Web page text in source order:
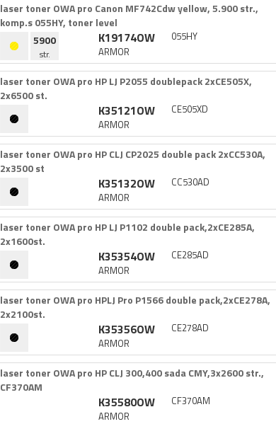
laser toner OWA pro Canon MF742Cdw yellow,​ 5.​900 str.​,​
komp.​s 055HY,​ toner level
5900
str.
K19174OW
ARMOR
055HY
laser toner OWA pro HP LJ P2055 doublepack 2xCE505X,​
2x6500 st.​
K35121OW
ARMOR
CE505XD
laser toner OWA pro HP CLJ CP2025 double pack 2xCC530A,​
2x3500 st
K35132OW
ARMOR
CC530AD
laser toner OWA pro HP LJ P1102 double pack,​2xCE285A,​
2x1600st.​
K35354OW
ARMOR
CE285AD
laser toner OWA pro HPLJ Pro P1566 double pack,​2xCE278A,​
2x2100st.​
K35356OW
ARMOR
CE278AD
laser toner OWA pro HP CLJ 300,​400 sada CMY,​3x2600 str.​,​
CF370AM
K35580OW
ARMOR
CF370AM